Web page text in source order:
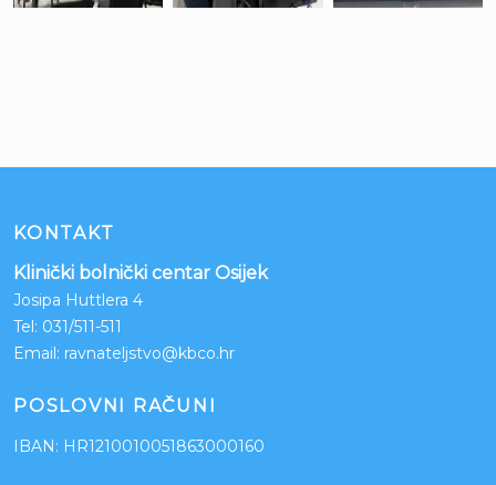
KONTAKT
Klinički bolnički centar Osijek
Josipa Huttlera 4
Tel: 031/511-511
Email: ravnateljstvo@kbco.hr
POSLOVNI RAČUNI
IBAN: HR1210010051863000160